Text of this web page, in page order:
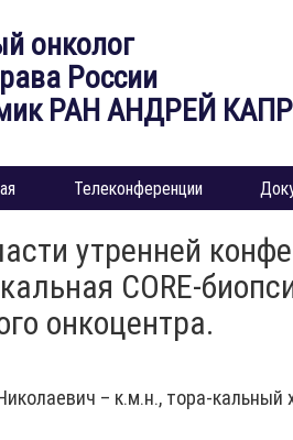
онколог
России
РАН АНДРЕЙ
Телеконференции
утренней
CORE-
онкоцентра.
– к.м.н., тора-кальный